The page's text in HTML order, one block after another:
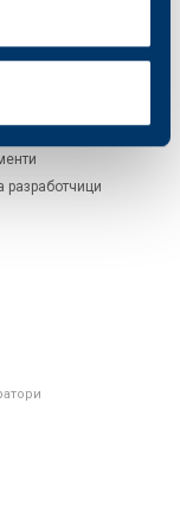
разработчици